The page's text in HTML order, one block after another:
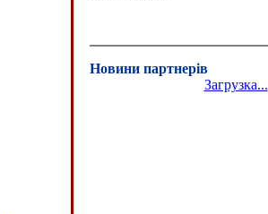
Новини партнерів
Загрузка...